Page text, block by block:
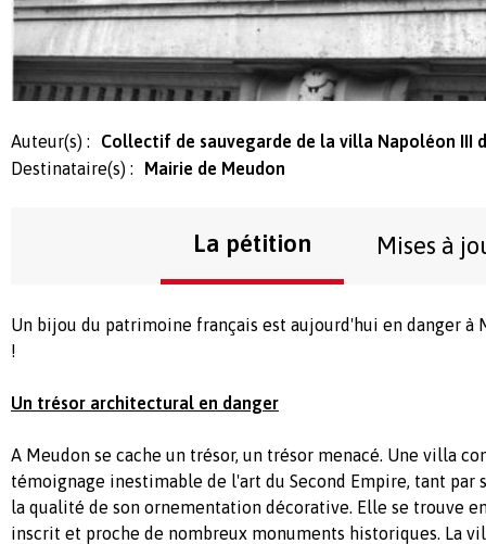
Auteur(s) :
Collectif de sauvegarde de la villa Napoléon III
Destinataire(s) :
Mairie de Meudon
La pétition Mises à
Un bijou du patrimoine français est aujourd'hui en danger à
!
Un trésor architectural en danger
A Meudon se cache un trésor, un trésor menacé. Une villa
témoignage inestimable de l'art du Second Empire, tant par
la qualité de son ornementation décorative. Elle se trouve
inscrit et proche de nombreux monuments historiques. La